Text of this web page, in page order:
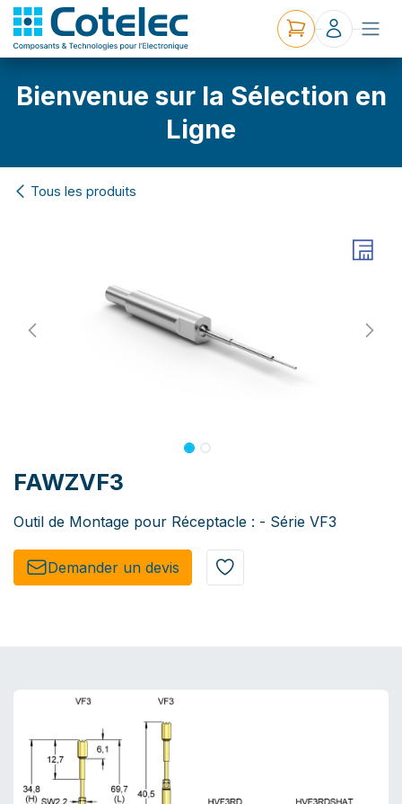
Bienvenue sur la Sélection en
Ligne
Tous les produits
FAWZVF3
Outil de Montage pour Réceptacle : - Série VF3
Demander un de​​vis​​